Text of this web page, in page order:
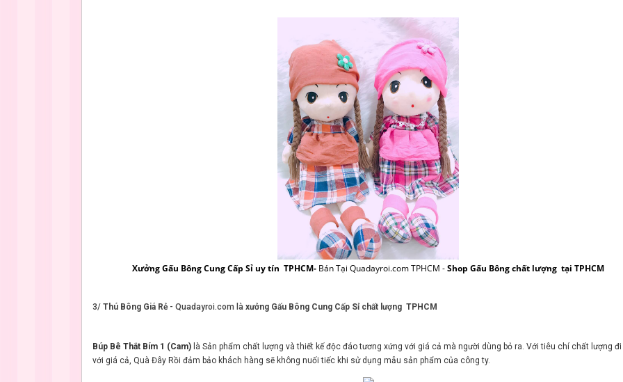
Xưởng Gấu Bông Cung Cấp Sỉ uy tín TPHCM- Bán Tại Quadayroi.com TPHCM -Shop Gấu Bông chất lượng tại TPHCM
3/ Thú Bông Giá Rẻ- Quadayroi.com là xưởng Gấu Bông Cung Cấp Sỉ chất lượng TPHCM
Búp Bê Thắt Bím 1 (Cam) là Sản phẩm chất lượng và thiết kế độc đáo tương xứng với giá cả mà người dùng bỏ ra. Với tiêu chí chất lượng
với giá cả, Quà Đây Rồi đảm bảo khách hàng sẽ không nuối tiếc khi sử dụng mẫu sản phẩm của công ty.